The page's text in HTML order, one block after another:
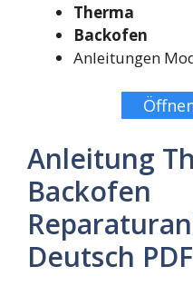
Therma
Backofen
Anleitungen
Anleitung
Backofen
Deutsch PDF